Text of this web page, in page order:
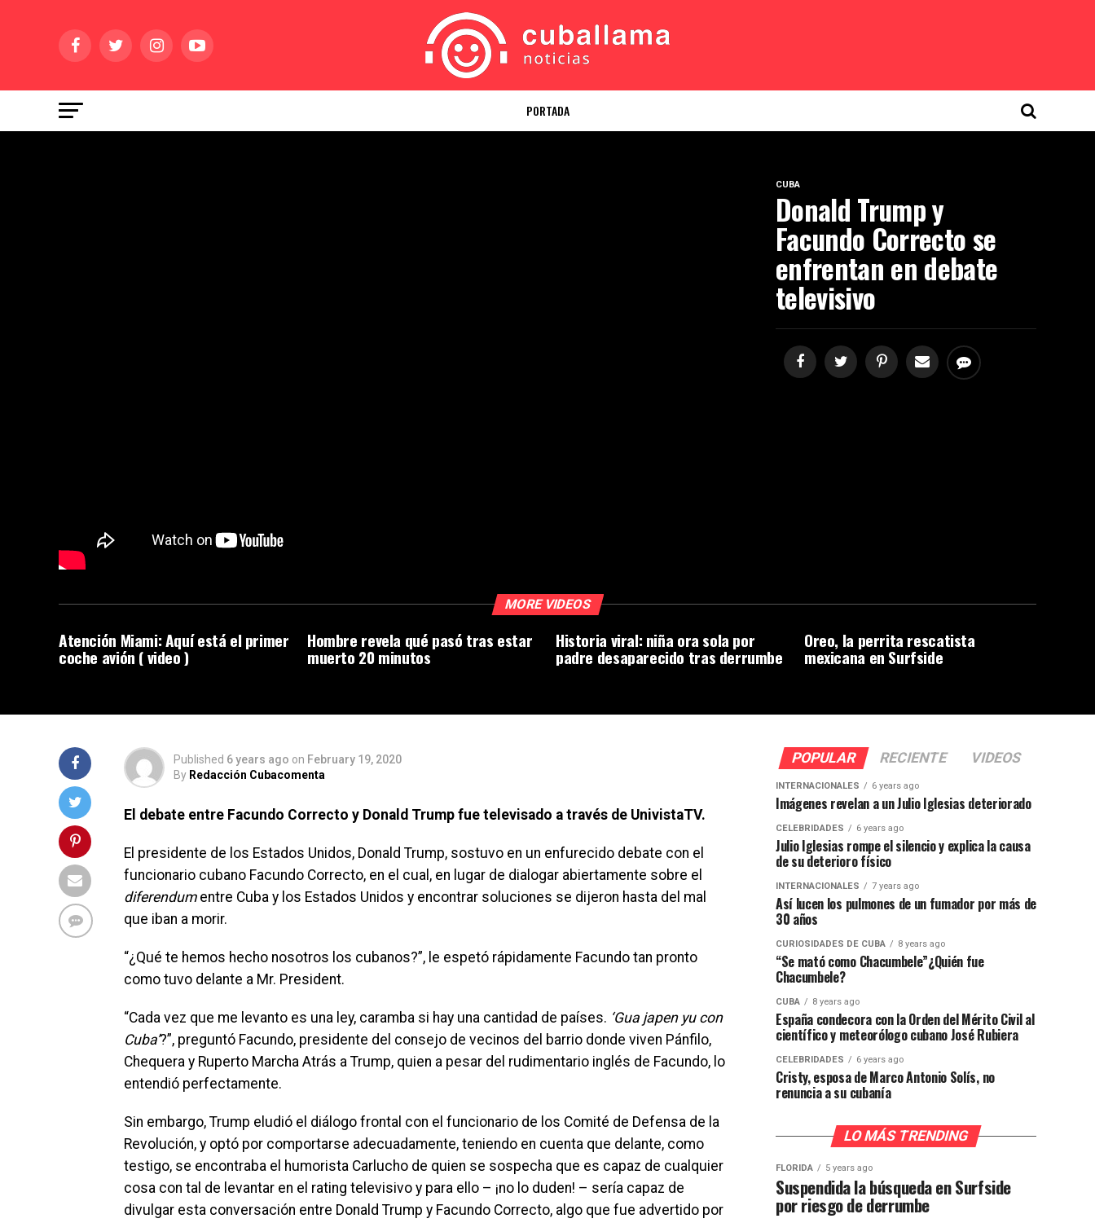
PORTADA
CUBA
Donald Trump y
Facundo Correcto se
enfrentan en debate
televisivo
MORE VIDEOS
Atención Miami: Aquí está el primer
coche avión ( video )
Hombre revela qué pasó tras estar
muerto 20 minutos
Historia viral: niña ora sola por
padre desaparecido tras derrumbe
Oreo, la perrita rescatista
mexicana en Surfside
Published 6 years ago on February 19, 2020
By Redacción Cubacomenta
El debate entre Facundo Correcto y Donald Trump fue televisado a través de UnivistaTV.
El presidente de los Estados Unidos, Donald Trump, sostuvo en un enfurecido debate con el
funcionario cubano Facundo Correcto, en el cual, en lugar de dialogar abiertamente sobre el
diferendumentre Cuba y los Estados Unidos y encontrar soluciones se dijeron hasta del mal
que iban a morir.
“¿Qué te hemos hecho nosotros los cubanos?”, le espetó rápidamente Facundo tan pronto
como tuvo delante a Mr. President.
“Cada vez que me levanto es una ley, caramba si hay una cantidad de países. ‘Gua japen yu con
Cuba’?”, preguntó Facundo, presidente del consejo de vecinos del barrio donde viven Pánfilo,
Chequera y Ruperto Marcha Atrás a Trump, quien a pesar del rudimentario inglés de Facundo, lo
entendió perfectamente.
Sin embargo, Trump eludió el diálogo frontal con el funcionario de los Comité de Defensa de la
Revolución, y optó por comportarse adecuadamente, teniendo en cuenta que delante, como
testigo, se encontraba el humorista Carlucho de quien se sospecha que es capaz de cualquier
cosa con tal de levantar en el rating televisivo y para ello – ¡no lo duden! – sería capaz de
divulgar esta conversación entre Donald Trump y Facundo Correcto, algo que fue advertido por
POPULAR RECIENTE VIDEOS
INTERNACIONALES 6 years ago
Imágenes revelan a un Julio Iglesias deteriorado
CELEBRIDADES 6 years ago
Julio Iglesias rompe el silencio y explica la causa
de su deterioro físico
INTERNACIONALES 7 years ago
Así lucen los pulmones de un fumador por más de
30 años
CURIOSIDADES DE CUBA 8 years ago
“Se mató como Chacumbele”¿Quién fue
Chacumbele?
CUBA 8 years ago
España condecora con la Orden del Mérito Civil al
científico y meteorólogo cubano José Rubiera
CELEBRIDADES 6 years ago
Cristy, esposa de Marco Antonio Solís, no
renuncia a su cubanía
LO MÁS TRENDING
FLORIDA 5 years ago
Suspendida la búsqueda en Surfside
por riesgo de derrumbe